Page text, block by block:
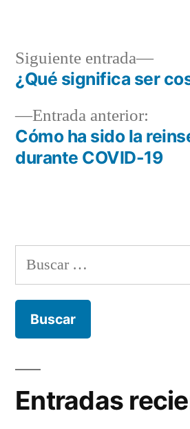
Navegación
de
entradas
Entrada anterior:
Cómo ha sido la
durante COVID-19
Siguiente entrada
¿Qué significa ser
Buscar:
Entradas